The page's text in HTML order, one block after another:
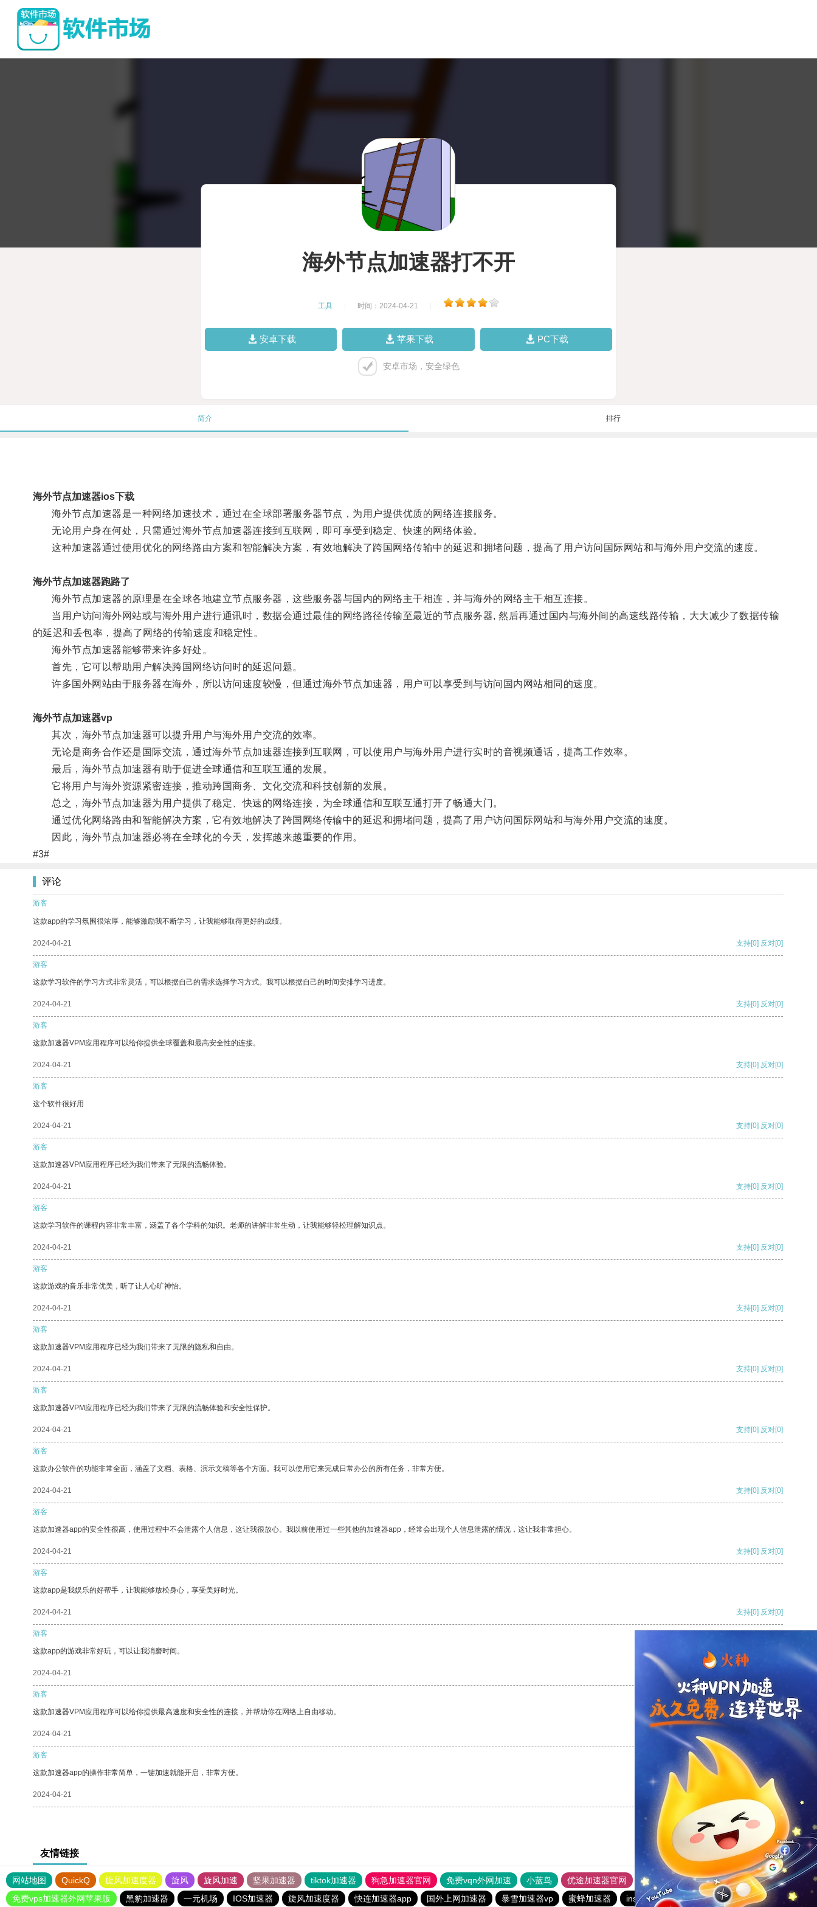
海外节点加速器打不开
工具 时间：2024-04-21
安卓下载 苹果下载 PC下载
安卓市场，安全绿色
简介 排行
海外节点加速器ios下载
海外节点加速器是一种网络加速技术，通过在全球部署服务器节点，为用户提供优质的网络连接服务。
无论用户身在何处，只需通过海外节点加速器连接到互联网，即可享受到稳定、快速的网络体验。
这种加速器通过使用优化的网络路由方案和智能解决方案，有效地解决了跨国网络传输中的延迟和拥堵问题，提高了用户访问国际网站和与海外用户交流的速度。
海外节点加速器跑路了
海外节点加速器的原理是在全球各地建立节点服务器，这些服务器与国内的网络主干相连，并与海外的网络主干相互连接。
当用户访问海外网站或与海外用户进行通讯时，数据会通过最佳的网络路径传输至最近的节点服务器, 然后再通过国内与海外间的高速线路传输，大大减少了数据传输
的延迟和丢包率，提高了网络的传输速度和稳定性。
海外节点加速器能够带来许多好处。
首先，它可以帮助用户解决跨国网络访问时的延迟问题。
许多国外网站由于服务器在海外，所以访问速度较慢，但通过海外节点加速器，用户可以享受到与访问国内网站相同的速度。
海外节点加速器vp
其次，海外节点加速器可以提升用户与海外用户交流的效率。
无论是商务合作还是国际交流，通过海外节点加速器连接到互联网，可以使用户与海外用户进行实时的音视频通话，提高工作效率。
最后，海外节点加速器有助于促进全球通信和互联互通的发展。
它将用户与海外资源紧密连接，推动跨国商务、文化交流和科技创新的发展。
总之，海外节点加速器为用户提供了稳定、快速的网络连接，为全球通信和互联互通打开了畅通大门。
通过优化网络路由和智能解决方案，它有效地解决了跨国网络传输中的延迟和拥堵问题，提高了用户访问国际网站和与海外用户交流的速度。
因此，海外节点加速器必将在全球化的今天，发挥越来越重要的作用。
#3#
评论
游客
这款app的学习氛围很浓厚，能够激励我不断学习，让我能够取得更好的成绩。
2024-04-21 支持[0] 反对[0]
游客
这款学习软件的学习方式非常灵活，可以根据自己的需求选择学习方式。我可以根据自己的时间安排学习进度。
2024-04-21 支持[0] 反对[0]
游客
这款加速器VPM应用程序可以给你提供全球覆盖和最高安全性的连接。
2024-04-21 支持[0] 反对[0]
游客
这个软件很好用
2024-04-21 支持[0] 反对[0]
游客
这款加速器VPM应用程序已经为我们带来了无限的流畅体验。
2024-04-21 支持[0] 反对[0]
游客
这款学习软件的课程内容非常丰富，涵盖了各个学科的知识。老师的讲解非常生动，让我能够轻松理解知识点。
2024-04-21 支持[0] 反对[0]
游客
这款游戏的音乐非常优美，听了让人心旷神怡。
2024-04-21 支持[0] 反对[0]
游客
这款加速器VPM应用程序已经为我们带来了无限的隐私和自由。
2024-04-21 支持[0] 反对[0]
游客
这款加速器VPM应用程序已经为我们带来了无限的流畅体验和安全性保护。
2024-04-21 支持[0] 反对[0]
游客
这款办公软件的功能非常全面，涵盖了文档、表格、演示文稿等各个方面。我可以使用它来完成日常办公的所有任务，非常方便。
2024-04-21 支持[0] 反对[0]
游客
这款加速器app的安全性很高，使用过程中不会泄露个人信息，这让我很放心。我以前使用过一些其他的加速器app，经常会出现个人信息泄露的情况，这让我非常担心。
2024-04-21 支持[0] 反对[0]
游客
这款app是我娱乐的好帮手，让我能够放松身心，享受美好时光。
2024-04-21 支持[0] 反对[0]
游客
这款app的游戏非常好玩，可以让我消磨时间。
2024-04-21
游客
这款加速器VPM应用程序可以给你提供最高速度和安全性的连接，并帮助你在网络上自由移动。
2024-04-21 反对
游客
这款加速器app的操作非常简单，一键加速就能开启，非常方便。
2024-04-21 反对[0]
友情链接
网站地图 QuickQ 旋风加速度器 旋风 旋风加速 坚果加速器 tiktok加速器 狗急加速器官网 免费vqn外网加速 小蓝鸟 优途加速器官网 风驰加速器 旋风加速器
八戒看书
免费vps加速器外网苹果版
黑豹加速器 一元机场 IOS加速器 旋风加速度器 快连加速器app 国外上网加速器 暴雪加速器vp 蜜蜂加速器 instagram免费加速器 旋风加速度器